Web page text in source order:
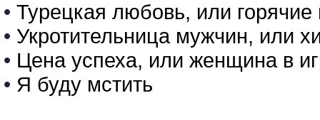
• Турецкая любовь, или горячие
• Укротительница мужчин, или
• Цена успеха, или женщина в
• Я буду мстить